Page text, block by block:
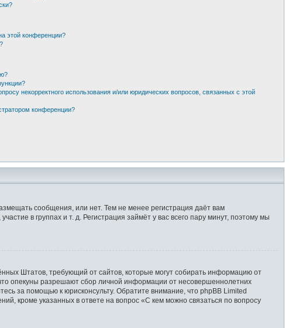
этой конференции?
некорректного использования и/или юридических вопросов, связанных с этой
конференции?
сообщения, или нет. Тем не менее регистрация даёт вам
в группах и т. д. Регистрация займёт у вас всего пару минут, поэтому мы
Штатов, требующий от сайтов, которые могут собирать информацию от
опекуны разрешают сбор личной информации от несовершеннолетних
за помощью к юрисконсульту. Обратите внимание, что phpBB Limited
кроме указанных в ответе на вопрос «С кем можно связаться по вопросу